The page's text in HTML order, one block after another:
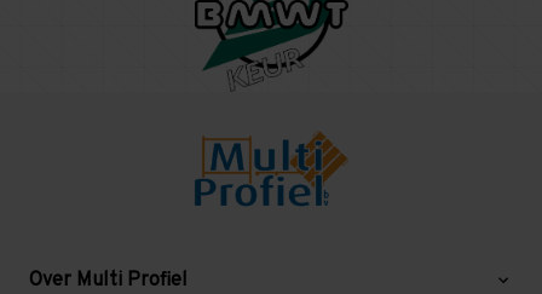
Over Multi Profiel